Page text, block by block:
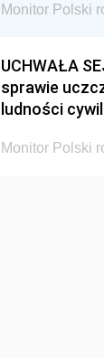
Monitor Polski
UCHWAŁA
sprawie
ludności
Monitor Polski